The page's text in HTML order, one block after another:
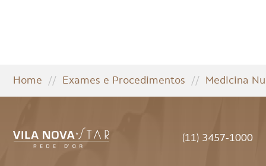
Home // Exames e Procedimentos // Medicina
(11) 3457-1000